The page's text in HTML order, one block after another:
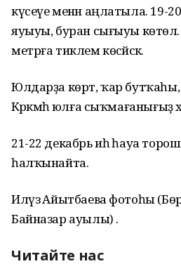
күсеүе менән аңлатыла. 19-
яуыуы, буран сығыуы
метрға тиклем көсәйәсәк.
Юлдарҙа көрт, ҡар бутҡаһы,
Кәрәкмәһә юлға сыҡмағанығыҙ
21-22 декабрь иһә һауа торошо
һалҡынайта.
Илүзә Айытбаева фотоһы
Байназар ауылы) .
Читайте нас